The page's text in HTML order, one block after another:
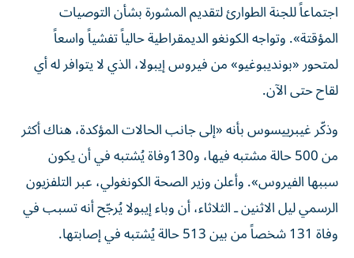
اجتماعاً للجنة الطوارئ لتقديم المشورة بشأن التوصيات
المؤقتة».وتواجه الكونغو الديمقراطية حالياً تفشياً واسعاً
لمتحور «بونديبوغيو» من فيروس إيبولا، الذي لا يتوافر له أي
لقاح حتى الآن.
وذكّر غيبرييسوس بأنه «إلى جانب الحالات المؤكدة، هناك أكثر
من 500 حالة مشتبه فيها، و130وفاة يُشتبه في أن يكون
سببها الفيروس».وأعلن وزير الصحة الكونغولي، عبر التلفزيون
الرسمي ليل الاثنين ـ الثلاثاء، أن وباء إيبولا يُرجّح أنه تسبب في
وفاة 131 شخصاً من بين 513 حالة يُشتبه في إصابتها.